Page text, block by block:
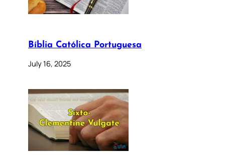
Bíblia Católica Portuguesa
July 16, 2025